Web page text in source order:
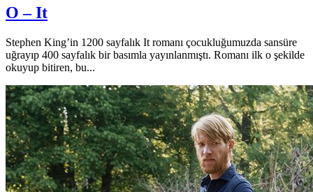
O – It
Stephen King’in 1200 sayfalık It romanı çocukluğumuzda sansüre
uğrayıp 400 sayfalık bir basımla yayınlanmıştı. Romanı ilk o şekilde
okuyup bitiren, bu...